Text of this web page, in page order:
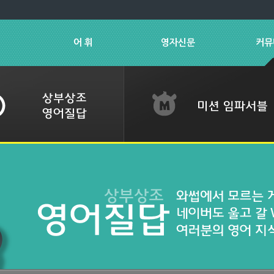
어 휘 영자신문 커